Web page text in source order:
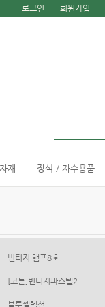
로그인 회원가입
재 장식 / 자수용품
빈티지 햄프8호
[코튼]빈티지파스텔2
블루셀렉션